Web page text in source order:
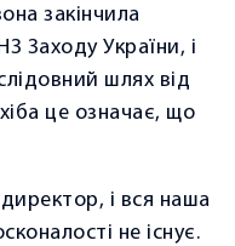
діагностика
діагностика
суглобів
закінчила
Заходу України, і
шлях від
це означає, що
і вся наша
не існує.